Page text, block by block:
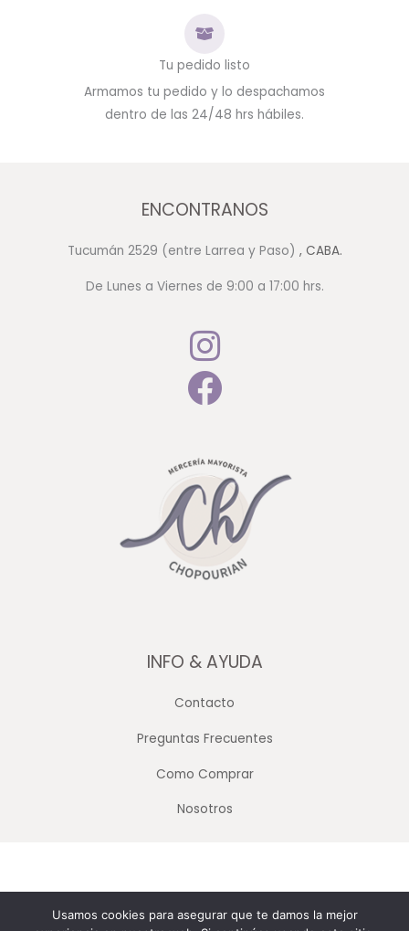
Tu pedido listo
Armamos tu pedido y lo despachamos
dentro de las 24/48 hrs hábiles.
ENCONTRANOS
Tucumán 2529 (entre Larrea y Paso) , CABA.
De Lunes a Viernes de 9:00 a 17:00 hrs.
INFO & AYUDA
Contacto
Preguntas Frecuentes
Como Comprar
Nosotros
Usamos cookies para asegurar que te damos la mejor